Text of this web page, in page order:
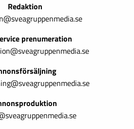
Redaktion
prenumeration